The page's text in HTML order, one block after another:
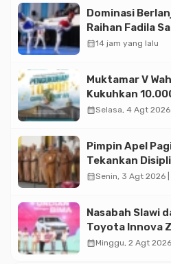
Dominasi
Raihan Fadila
Asian
calendar_month14 jam yang lalu
Muktamar V
Kukuhkan
Masjid Istiqlal
calendar_monthSelasa, 4 Agt 2026
Pimpin Apel
Tekankan
untuk
calendar_monthSenin, 3 Agt 2026 |
Nasabah Slawi
Toyota Innova
Tabungan Bima
calendar_monthMinggu, 2 Agt